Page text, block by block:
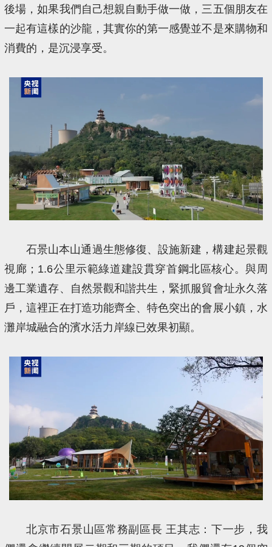
後場，如果我們自己想親自動手做一做，三五個朋友在
一起有這樣的沙龍，其實你的第一感覺並不是來購物和
消費的，是沉浸享受。
石景山本山通過生態修復、設施新建，構建起景觀
視廊；1.6公里示範綠道建設貫穿首鋼北區核心。與周
邊工業遺存、自然景觀和諧共生，緊抓服貿會址永久落
戶，這裡正在打造功能齊全、特色突出的會展小鎮，水
灘岸城融合的濱水活力岸線已效果初顯。
北京市石景山區常務副區長 王其志：下一步，我